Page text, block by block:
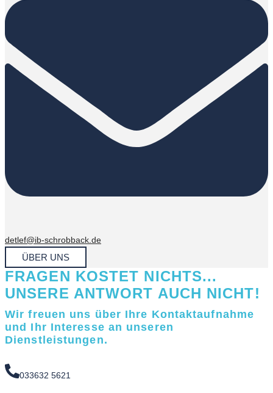
detlef@ib-schrobback.de
ÜBER UNS
FRAGEN KOSTET NICHTS...
UNSERE ANTWORT AUCH NICHT!
Wir freuen uns über Ihre Kontaktaufnahme
und Ihr Interesse an unseren
Dienstleistungen.
033632 5621